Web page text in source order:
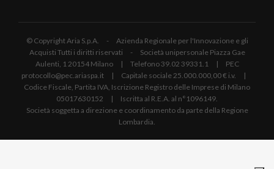
© Copyright Aria S.p.A. - Azienda Regionale per l'Innovazione e gli
Acquisti Tutti i diritti riservati - Società unipersonale Piazza Gae
Aulenti, 1 20154 Milano | Telefono 39.02 39331.1 | PEC
protocollo@pec.ariaspa.it | Capitale sociale 25.000.000,00 € i.v. |
Codice Fiscale, Partita IVA, Iscrizione Registro delle Imprese di Milano
05017630152 | Iscritta al R.E.A. al n°1096149.
Società soggetta a direzione e coordinamento da parte della Regione
Lombardia.